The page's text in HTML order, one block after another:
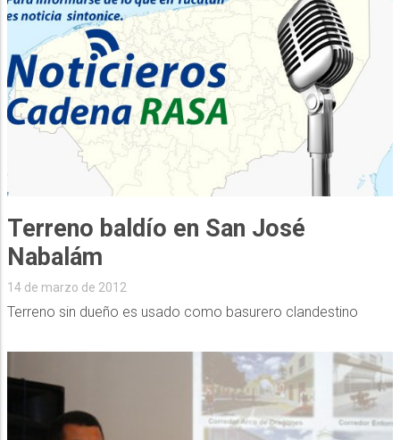
Terreno baldío en San José
Nabalám
14 de marzo de 2012
Terreno sin dueño es usado como basurero clandestino